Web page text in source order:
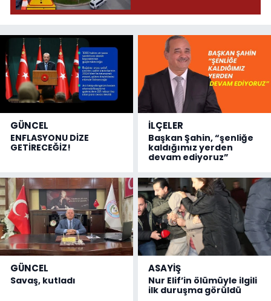
GÜNCEL
ENFLASYONU DİZE
GETİRECEĞİZ!
İLÇELER
Başkan Şahin, “şenliğe
kaldığımız yerden
devam ediyoruz”
GÜNCEL
Savaş, kutladı
ASAYİŞ
Nur Elif’in ölümüyle ilgili
ilk duruşma görüldü